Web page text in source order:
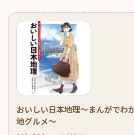
おいしい日本地理〜まんがでわ
地グルメ〜